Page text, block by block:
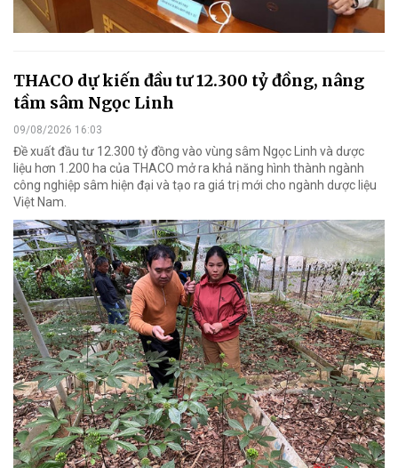
THACO dự kiến đầu tư 12.300 tỷ đồng, nâng
tầm sâm Ngọc Linh
09/08/2026 16:03
Đề xuất đầu tư 12.300 tỷ đồng vào vùng sâm Ngọc Linh và dược
liệu hơn 1.200 ha của THACO mở ra khả năng hình thành ngành
công nghiệp sâm hiện đại và tạo ra giá trị mới cho ngành dược liệu
Việt Nam.